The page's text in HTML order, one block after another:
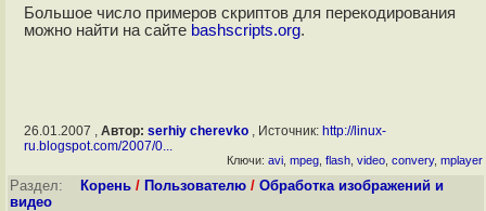
Большое число примеров скриптов для перекодирования
можно найти на сайте bashscripts.org.
26.01.2007 , Автор: serhiy cherevko , Источник: http://linux-
ru.blogspot.com/2007/0...
Ключи: avi mpeg flash video convery, mplayer
Раздел: Корень / Пользователю / Обработка изображений и
видео